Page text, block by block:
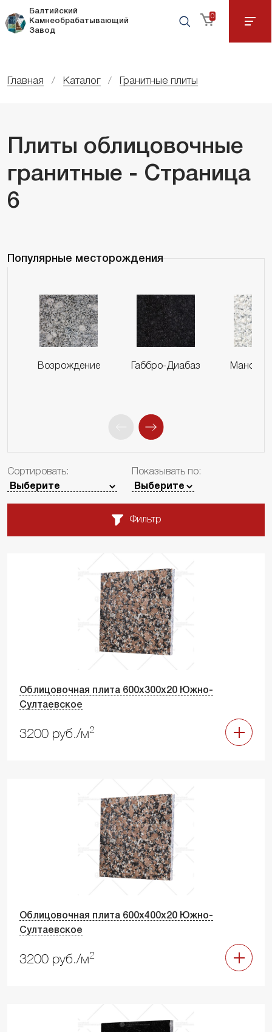
Балтийский
Камнеобрабатывающий
Завод
0
Главная Каталог Гранитные плиты
Плиты облицовочные
гранитные - Страница
6
Популярные месторождения
Возрождение Габбро-Диабаз
Сортировать: Показывать по:
Фильтр
Облицовочная плита 600х300х20 Южно-
Султаевское
3200 руб./м2
Облицовочная плита 600х400х20 Южно-
Султаевское
3200 руб./м2